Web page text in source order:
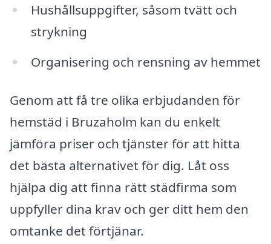
Hushållsuppgifter, såsom tvätt och
strykning
Organisering och rensning av hemmet
Genom att få tre olika erbjudanden för
hemstäd i Bruzaholm kan du enkelt
jämföra priser och tjänster för att hitta
det bästa alternativet för dig. Låt oss
hjälpa dig att finna rätt städfirma som
uppfyller dina krav och ger ditt hem den
omtanke det förtjänar.